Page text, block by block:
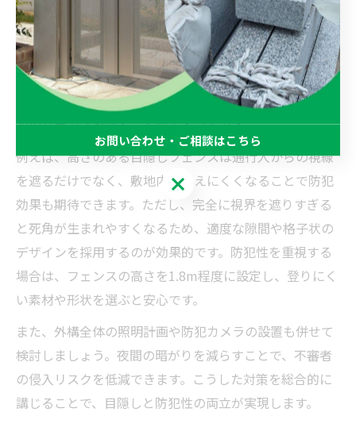
外構工事は、住まいのプライバシー確保と防犯性向上の
両面で重要な役割を果たします。特に茨城県下妻市のよ
うな住宅地では、外からの視線を遮りつつ、不審者の侵
入を防ぐ対策が求められます。外構工事では、フェンス
や門扉の設置、高さや素材の選定によって、目隠しと防
犯のバランスを取ることがポイントです。
例えば、高さのある目隠しフェンスは通行人からの視線
を遮るだけでなく、敷地内が見えにくくなることで防犯
効果も期待できます。ただし、完全に視界を遮りすぎる
と死角が生まれやすくなるため、適度な隙間や格子状の
デザインを採用するのが効果的です。防犯性を重視する
場合は、フェンスの高さを1.8m程度に設定し、登りにく
い素材や形状を選ぶと安心です。
また、外構全体の照明計画や防犯カメラの設置も併せて
検討しましょう。夜間の暗がりを減らすことで、不審者
の侵入リスクを低減できます。こうした対策を総合的に
講じることで、目隠しと防犯性の両立が実現します。
お問い合わせ・ご相談はこちら
お問い合わせ・ご相談はこちら